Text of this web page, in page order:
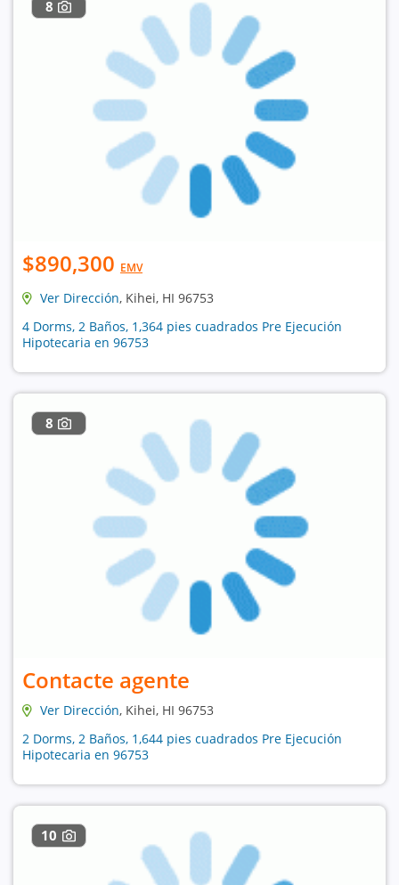
8
$890,300 EMV
Ver Dirección, Kihei, HI 96753
4 Dorms, 2 Baños, 1,364 pies cuadrados Pre Ejecución
Hipotecaria en 96753
8
Contacte agente
Ver Dirección, Kihei, HI 96753
2 Dorms, 2 Baños, 1,644 pies cuadrados Pre Ejecución
Hipotecaria en 96753
10